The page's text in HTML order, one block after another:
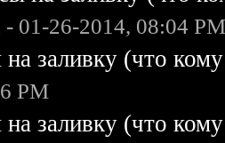
- 01-26-2014, 08:04
заливку (что
PM
заливку (что